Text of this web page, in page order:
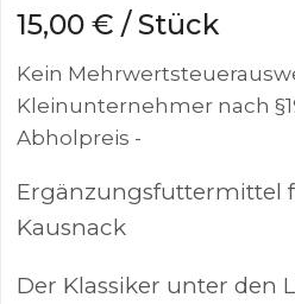
15,00€ /Stück
Kein
Kleinunternehmer nach
Abholpreis -
Ergänzungsfuttermittel
Kausnack
Der Klassiker unter den